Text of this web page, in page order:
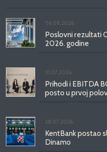
06.08.2026.
Poslovni rezultati
2026. godine
31.07.2026.
Prihodi i EBITDA
posto u prvoj
28.07.2026.
KentBank postao
Dinamo